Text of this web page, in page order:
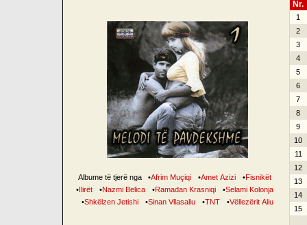
Albume të tjerë nga •Afrim Muçiqi •Amet Azizi •Fisnikët
•Ilirët •Nazmi Belica •Ramadan Krasniqi •Selami Kolonja
•Shkëlzen Jetishi •Sinan Vllasaliu •TNT •Vëllezërit Aliu
Nr.
1
2
3
4
5
6
7
8
9
10
11
12
13
14
15